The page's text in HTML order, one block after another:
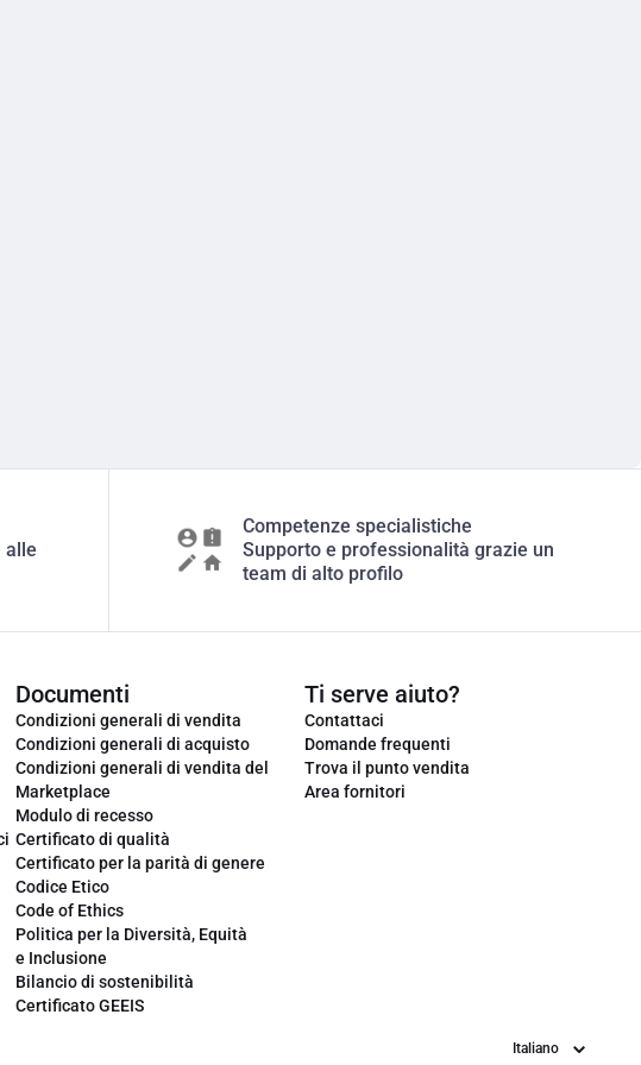
alle
Competenze specialistiche
Supporto e professionalità grazie un
team di alto profilo
Documenti
Condizioni generali di vendita
Condizioni generali di acquisto
Condizioni generali di vendita del
Marketplace
Modulo di recesso
Certificato di qualità
Certificato per la parità di genere
Codice Etico
Code of Ethics
Politica per la Diversità, Equità
e Inclusione
Bilancio di sostenibilità
Certificato GEEIS
Ti serve aiuto?
Contattaci
Domande frequenti
Trova il punto vendita
Area fornitori
Lingua